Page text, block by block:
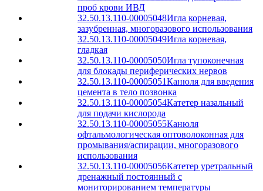
проб крови ИВД
32.50.13.110-00005048Игла корневая,
зазубренная, многоразового использования
32.50.13.110-00005049Игла корневая,
гладкая
32.50.13.110-00005050Игла тупоконечная
для блокады периферических нервов
32.50.13.110-00005051Канюля для введения
цемента в тело позвонка
32.50.13.110-00005054Катетер назальный
для подачи кислорода
32.50.13.110-00005055Канюля
офтальмологическая оптоволоконная для
промывания/аспирации, многоразового
использования
32.50.13.110-00005056Катетер уретральный
дренажный постоянный с
мониторированием температуры